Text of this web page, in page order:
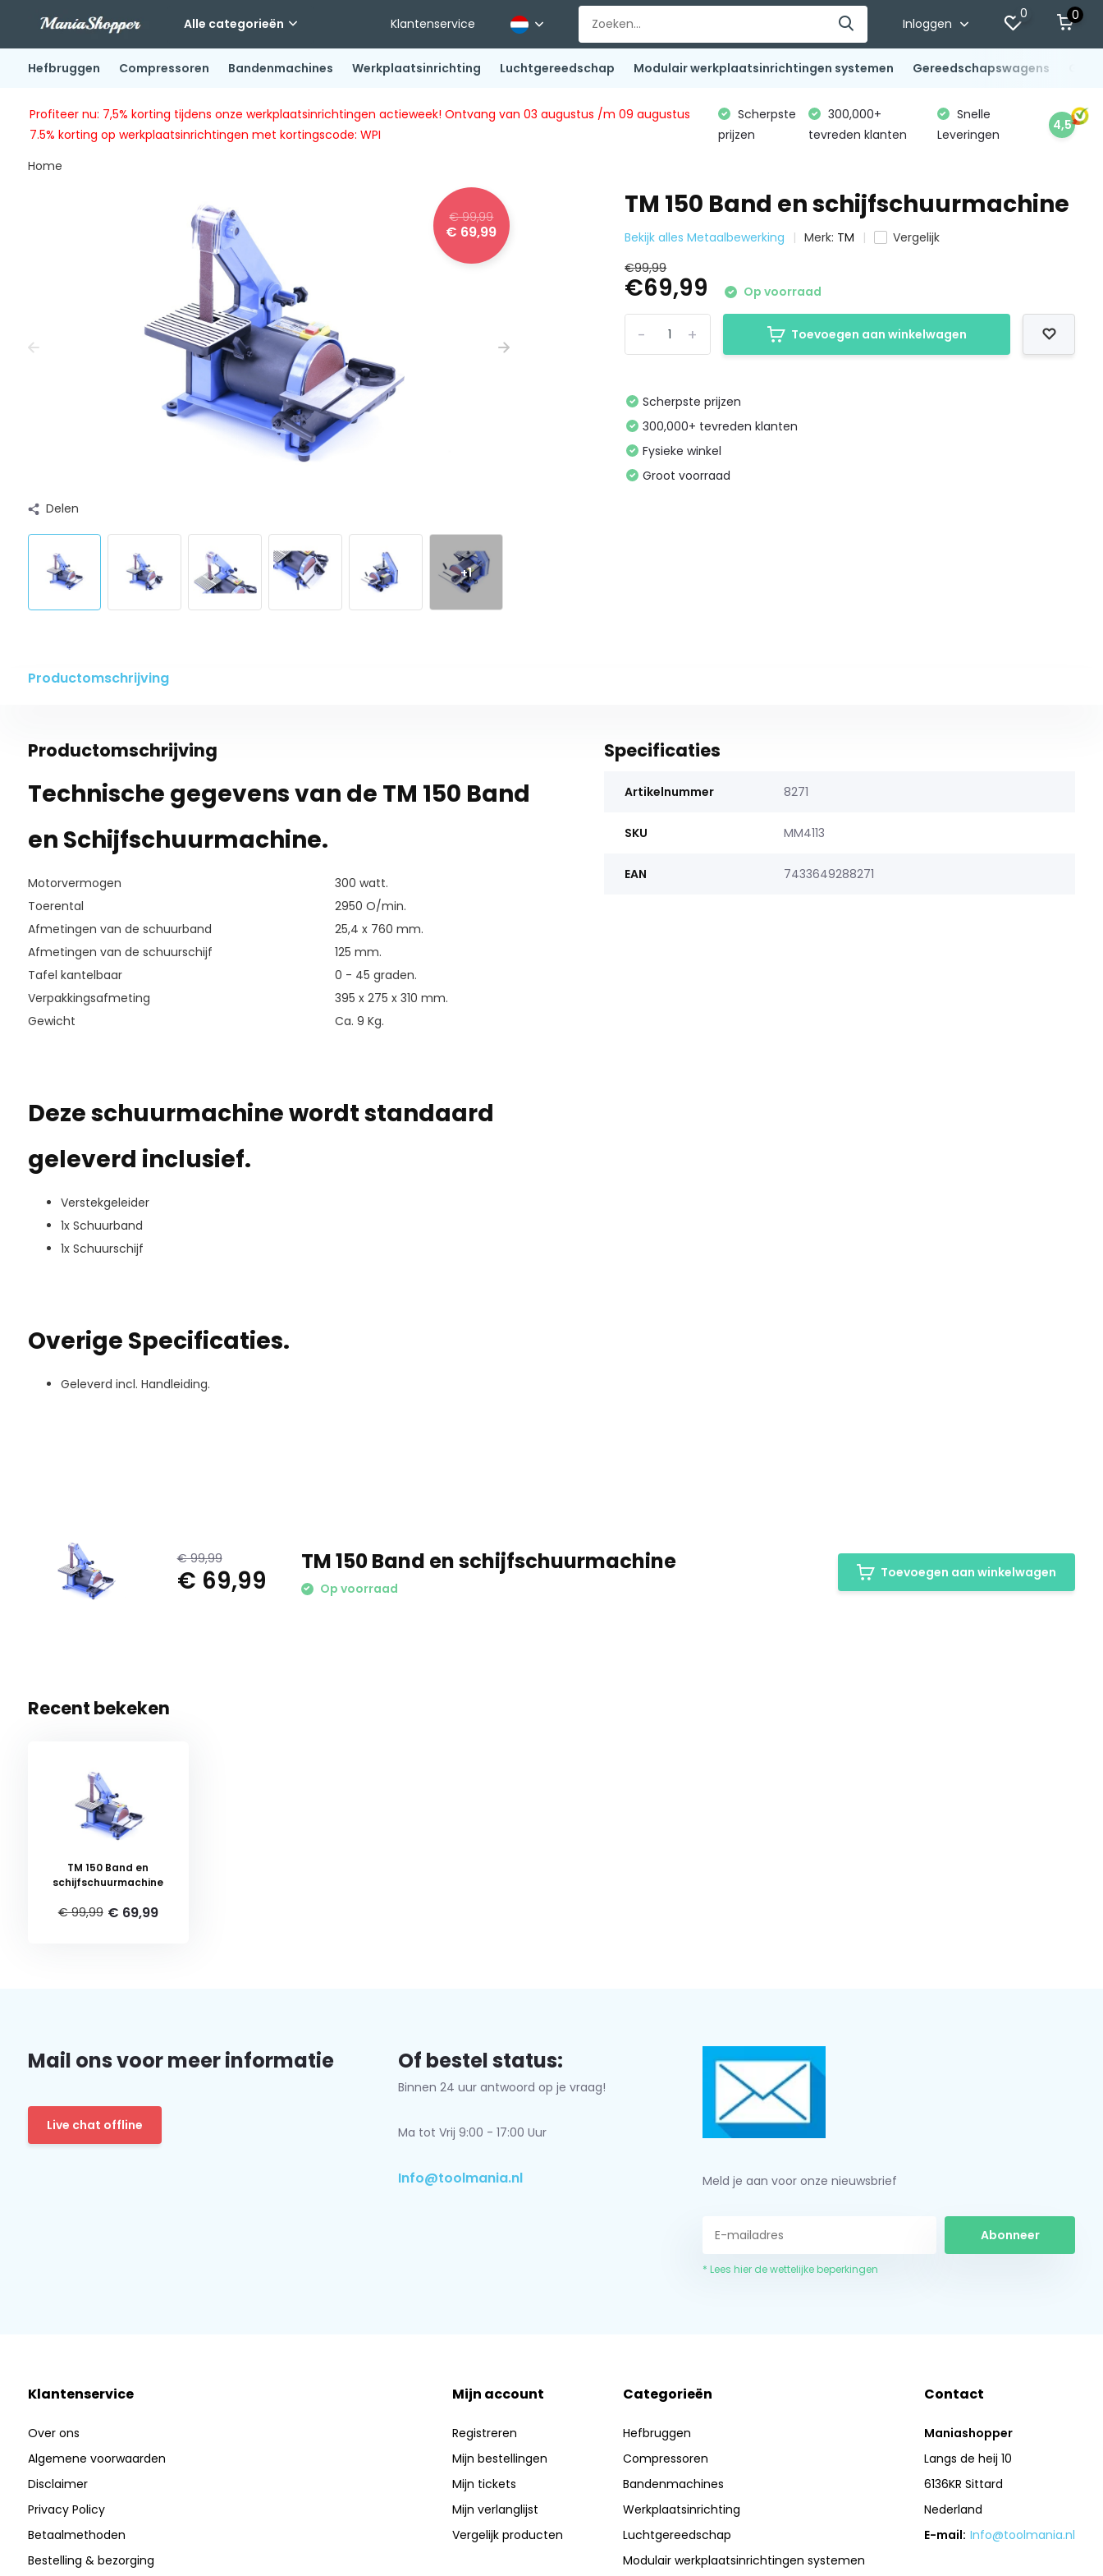
Alle categorieën Klantenservice Inloggen
0 0
Hefbruggen Compressoren Bandenmachines Werkplaatsinrichting Luchtgereedschap Modulair werkplaatsinrichtingen systemen Gereedschapswagens
Profiteer nu: 7,5% korting tijdens onze werkplaatsinrichtingen actieweek! Ontvang van 03 augustus /m 09 augustus
7.5% korting op werkplaatsinrichtingen met kortingscode: WPI
Scherpste
prijzen
300,000+
tevreden klanten
Snelle
Leveringen
4,5
Home
€ 99,99
€ 69,99
Delen
+1
TM 150 Band en schijfschuurmachine
Bekijk alles Metaalbewerking Merk: TM
Vergelijk
€99,99
€69,99 Op voorraad
+
- Toevoegen aan winkelwagen
Scherpste prijzen
300,000+ tevreden klanten
Fysieke winkel
Groot voorraad
Productomschrijving
Productomschrijving
Technische gegevens van de TM 150 Band
en Schijfschuurmachine.
Motorvermogen
300 watt.
Toerental
2950 O/min.
Afmetingen van de schuurband
25,4 x 760 mm.
Afmetingen van de schuurschijf
125 mm.
Tafel kantelbaar
0 - 45 graden.
Verpakkingsafmeting
395 x 275 x 310 mm.
Gewicht
Ca. 9 Kg.
Deze schuurmachine wordt standaard
geleverd inclusief.
Verstekgeleider
1x Schuurband
1x Schuurschijf
Overige Specificaties.
Geleverd incl. Handleiding.
Specificaties
Artikelnummer 8271
SKU MM4113
EAN 7433649288271
€ 99,99
€ 69,99
TM 150 Band en schijfschuurmachine
Op voorraad
Toevoegen aan winkelwagen
Recent bekeken
TM 150 Band en
schijfschuurmachine
€ 99,99 € 69,99
Mail ons voor meer informatie
Live chat offline
Of bestel status:
Binnen 24 uur antwoord op je vraag!
Ma tot Vrij 9:00 - 17:00 Uur
Info@toolmania.nl Meld je aan voor onze nieuwsbrief
Abonneer
* Lees hier de wettelijke beperkingen
Klantenservice
Over ons
Algemene voorwaarden
Disclaimer
Privacy Policy
Betaalmethoden
Bestelling & bezorging
Mijn account
Registreren
Mijn bestellingen
Mijn tickets
Mijn verlanglijst
Vergelijk producten
Categorieën
Hefbruggen
Compressoren
Bandenmachines
Werkplaatsinrichting
Luchtgereedschap
Modulair werkplaatsinrichtingen systemen
Contact
Maniashopper
Langs de heij 10
6136KR Sittard
Nederland
E-mail: Info@toolmania.nl
Schrijf je in voor onze nieuwsbrief: